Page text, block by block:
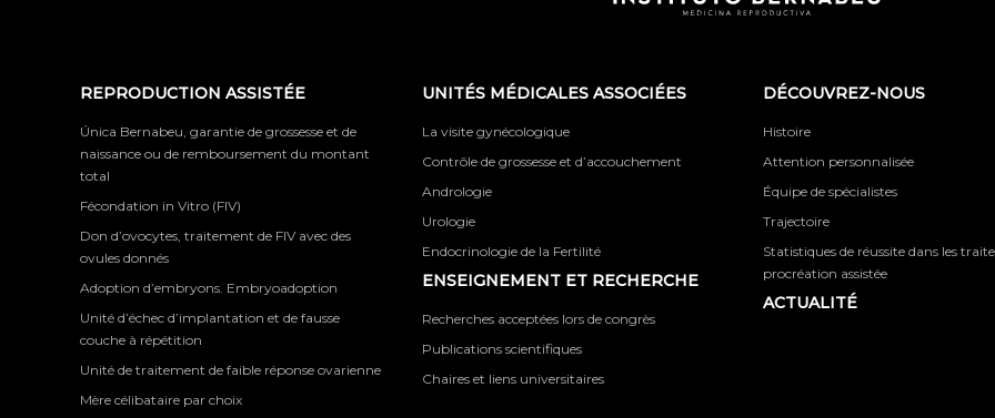
REPRODUCTION ASSISTÉE
Única Bernabeu, garantie de grossesse et de
naissance ou de remboursement du montant
total
Fécondation in Vitro (FIV)
Don d’ovocytes, traitement de FIV avec des
ovules donnés
Adoption d’embryons. Embryoadoption
Unité d’échec d’implantation et de fausse
couche à répétition
Unité de traitement de faible réponse ovarienne
Mère célibataire par choix
UNITÉS MÉDICALES ASSOCIÉES
La visite gynécologique
Contrôle de grossesse et d’accouchement
Andrologie
Urologie
Endocrinologie de la Fertilité
ENSEIGNEMENT ET RECHERCHE
Recherches acceptées lors de congrès
Publications scientifiques
Chaires et liens universitaires
DÉCOUVREZ-NOUS
Histoire
Attention personnalisée
Équipe de spécialistes
Trajectoire
Statistiques de réussite dans les
procréation assistée
ACTUALITÉ